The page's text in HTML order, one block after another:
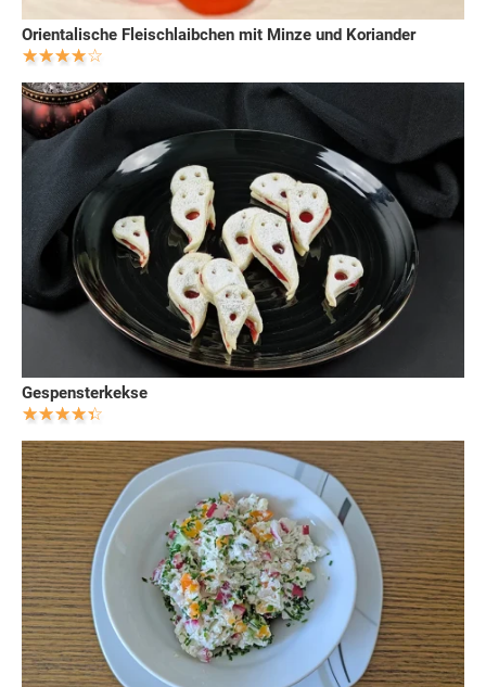
Orientalische Fleischlaibchen mit Minze und Koriander
Gespensterkekse